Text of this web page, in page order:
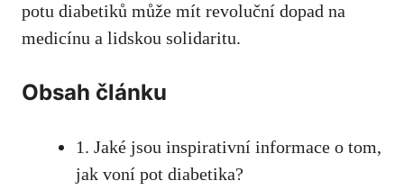
potu diabetiků může mít revoluční⁣ dopad na
medicínu a ⁢lidskou solidaritu.
Obsah ‌článku
1. ⁤Jaké jsou inspirativní informace o⁤ tom,
jak voní ⁢pot diabetika?